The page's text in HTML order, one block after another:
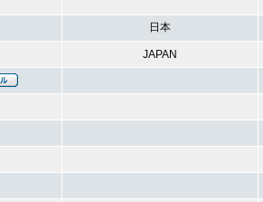
日本
JAPAN